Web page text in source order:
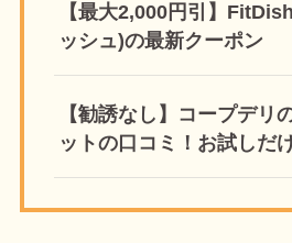
【最大2,000円引】
ッシュ)の最新クーポン
【勧誘なし】コープデリ
ットの口コミ！お試しだ